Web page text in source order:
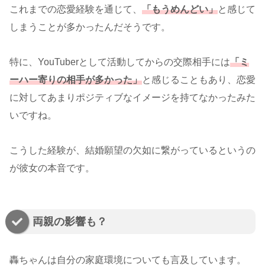
これまでの恋愛経験を通じて、 「もうめんどい」と感じて
しまうことが多かったんだそうです。
特に、YouTuberとして活動してからの交際相手には「ミ
ーハー寄りの相手が多かった」と感じることもあり、恋愛
に対してあまりポジティブなイメージを持てなかったみた
いですね。
こうした経験が、結婚願望の欠如に繋がっているというの
が彼女の本音です。
両親の影響も？
轟ちゃんは自分の家庭環境についても言及しています。